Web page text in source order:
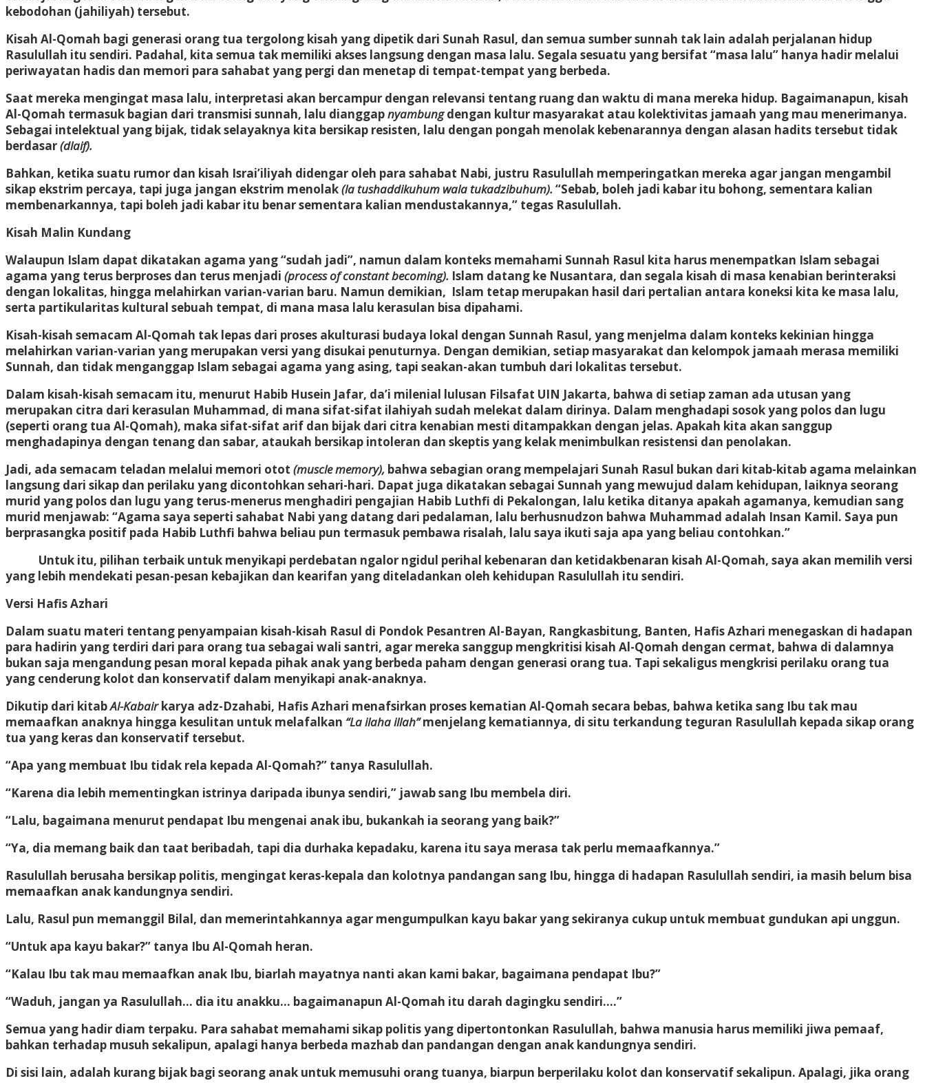
kebodohan (jahiliyah) tersebut.
Kisah Al-Qomah bagi generasi orang tua tergolong kisah yang dipetik dari Sunah Rasul, dan semua sumber sunnah tak lain adalah perjalanan hidup
Rasulullah itu sendiri. Padahal, kita semua tak memiliki akses langsung dengan masa lalu. Segala sesuatu yang bersifat “masa lalu” hanya hadir melalui
periwayatan hadis dan memori para sahabat yang pergi dan menetap di tempat-tempat yang berbeda.
Saat mereka mengingat masa lalu, interpretasi akan bercampur dengan relevansi tentang ruang dan waktu di mana mereka hidup. Bagaimanapun, kisah
Al-Qomah termasuk bagian dari transmisi sunnah, lalu dianggapnyambungdengan kultur masyarakat atau kolektivitas jamaah yang mau menerimanya.
Sebagai intelektual yang bijak, tidak selayaknya kita bersikap resisten, lalu dengan pongah menolak kebenarannya dengan alasan hadits tersebut tidak
berdasar(dlaif).
Bahkan, ketika suatu rumor dan kisah Israi’iliyah didengar oleh para sahabat Nabi, justru Rasulullah memperingatkan mereka agar jangan mengambil
sikap ekstrim percaya, tapi juga jangan ekstrim menolak(la tushaddikuhum walatukadzibuhum). “Sebab, boleh jadi kabar itu bohong, sementara kalian
membenarkannya, tapi boleh jadi kabar itu benar sementara kalian mendustakannya,” tegas Rasulullah.
Kisah Malin Kundang
Walaupun Islam dapat dikatakan agama yang “sudah jadi”, namun dalam konteks memahami Sunnah Rasul kita harus menempatkan Islam sebagai
agama yang terus berproses dan terus menjadi (process of constantbecoming). Islam datang ke Nusantara, dan segala kisah di masa kenabian berinteraksi
dengan lokalitas, hingga melahirkan varian-varian baru. Namun demikian, Islam tetap merupakan hasil dari pertalian antara koneksi kita ke masa lalu,
serta partikularitas kultural sebuah tempat, di mana masa lalu kerasulan bisa dipahami.
Kisah-kisah semacam Al-Qomah tak lepas dari proses akulturasi budaya lokal dengan Sunnah Rasul, yang menjelma dalam konteks kekinian hingga
melahirkan varian-varian yang merupakan versi yang disukai penuturnya. Dengan demikian, setiap masyarakat dan kelompok jamaah merasa memiliki
Sunnah, dan tidak menganggap Islam sebagai agama yang asing, tapi seakan-akan tumbuh dari lokalitas tersebut.
Dalam kisah-kisah semacam itu, menurut Habib Husein Jafar, da’i milenial lulusan Filsafat UIN Jakarta, bahwa di setiap zaman ada utusan yang
merupakan citra dari kerasulan Muhammad, di mana sifat-sifat ilahiyah sudah melekat dalam dirinya. Dalam menghadapi sosok yang polos dan lugu
(seperti orang tua Al-Qomah), maka sifat-sifat arif dan bijak dari citra kenabian mesti ditampakkan dengan jelas. Apakah kita akan sanggup
menghadapinya dengan tenang dan sabar, ataukah bersikap intoleran dan skeptis yang kelak menimbulkan resistensi dan penolakan.
Jadi, ada semacam teladan melalui memori otot (muscle memory), bahwa sebagian orang mempelajari Sunah Rasul bukan dari kitab-kitab agama melainkan
langsung dari sikap dan perilaku yang dicontohkan sehari-hari. Dapat juga dikatakan sebagai Sunnah yang mewujud dalam kehidupan, laiknya seorang
murid yang polos dan lugu yang terus-menerus menghadiri pengajian Habib Luthfi di Pekalongan, lalu ketika ditanya apakah agamanya, kemudian sang
murid menjawab: “Agama saya seperti sahabat Nabi yang datang dari pedalaman, lalu berhusnudzon bahwa Muhammad adalah Insan Kamil. Saya pun
berprasangka positif pada Habib Luthfi bahwa beliau pun termasuk pembawa risalah, lalu saya ikuti saja apa yang beliau contohkan.”
Untuk itu, pilihan terbaik untuk menyikapi perdebatan ngalor ngidul perihal kebenaran dan ketidakbenaran kisah Al-Qomah, saya akan memilih versi
yang lebih mendekati pesan-pesan kebajikan dan kearifan yang diteladankan oleh kehidupan Rasulullah itu sendiri.
Versi Hafis Azhari
Dalam suatu materi tentang penyampaian kisah-kisah Rasul di Pondok Pesantren Al-Bayan, Rangkasbitung, Banten, Hafis Azhari menegaskan di hadapan
para hadirin yang terdiri dari para orang tua sebagai wali santri, agar mereka sanggup mengkritisi kisah Al-Qomah dengan cermat, bahwa di dalamnya
bukan saja mengandung pesan moral kepada pihak anak yang berbeda paham dengan generasi orang tua. Tapi sekaligus mengkrisi perilaku orang tua
yang cenderung kolot dan konservatif dalam menyikapi anak-anaknya.
Dikutip dari kitabAl-Kabairkarya adz-Dzahabi, Hafis Azhari menafsirkan proses kematian Al-Qomah secara bebas, bahwa ketika sang Ibu tak mau
memaafkan anaknya hingga kesulitan untuk melafalkan “La ilaha illah”menjelang kematiannya, di situ terkandung teguran Rasulullah kepada sikap orang
tua yang keras dan konservatif tersebut.
“Apa yang membuat Ibu tidak rela kepada Al-Qomah?” tanya Rasulullah.
“Karena dia lebih mementingkan istrinya daripada ibunya sendiri,” jawab sang Ibu membela diri.
“Lalu, bagaimana menurut pendapat Ibu mengenai anak ibu, bukankah ia seorang yang baik?”
“Ya, dia memang baik dan taat beribadah, tapi dia durhaka kepadaku, karena itu saya merasa tak perlu memaafkannya.”
Rasulullah berusaha bersikap politis, mengingat keras-kepala dan kolotnya pandangan sang Ibu, hingga di hadapan Rasulullah sendiri, ia masih belum bisa
memaafkan anak kandungnya sendiri.
Lalu, Rasul pun memanggil Bilal, dan memerintahkannya agar mengumpulkan kayu bakar yang sekiranya cukup untuk membuat gundukan api unggun.
“Untuk apa kayu bakar?” tanya Ibu Al-Qomah heran.
“Kalau Ibu tak mau memaafkan anak Ibu, biarlah mayatnya nanti akan kami bakar, bagaimana pendapat Ibu?”
“Waduh, jangan ya Rasulullah… dia itu anakku… bagaimanapun Al-Qomah itu darah dagingku sendiri….”
Semua yang hadir diam terpaku. Para sahabat memahami sikap politis yang dipertontonkan Rasulullah, bahwa manusia harus memiliki jiwa pemaaf,
bahkan terhadap musuh sekalipun, apalagi hanya berbeda mazhab dan pandangan dengan anak kandungnya sendiri.
Di sisi lain, adalah kurang bijak bagi seorang anak untuk memusuhi orang tuanya, biarpun berperilaku kolot dan konservatif sekalipun. Apalagi, jika orang